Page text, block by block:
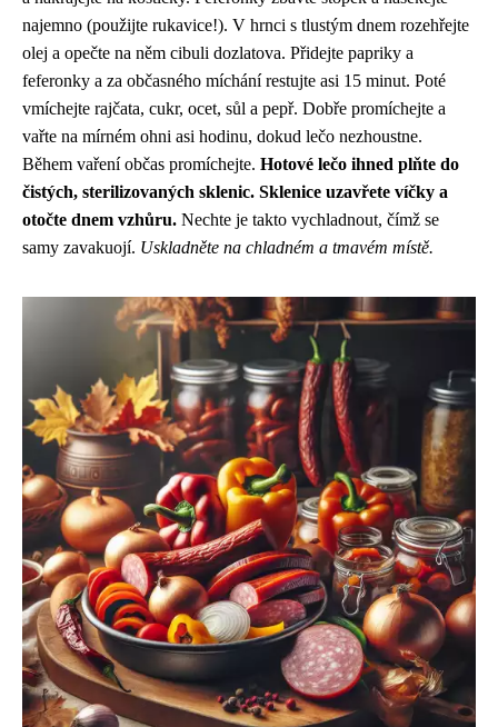
najemno (použijte rukavice!). V hrnci s tlustým dnem rozehřejte
olej a opečte na něm cibuli dozlatova. Přidejte papriky a
feferonky a za občasného míchání restujte asi 15 minut. Poté
vmíchejte rajčata, cukr, ocet, sůl a pepř. Dobře promíchejte a
vařte na mírném ohni asi hodinu, dokud lečo nezhoustne.
Během vaření občas promíchejte. Hotové lečo ihned plňte do
čistých, sterilizovaných sklenic. Sklenice uzavřete víčky a
otočte dnem vzhůru. Nechte je takto vychladnout, čímž se
samy zavakuojí. Uskladněte na chladném a tmavém místě.